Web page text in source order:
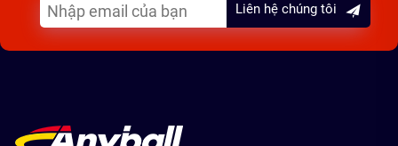
Liên hệ chúng tôi